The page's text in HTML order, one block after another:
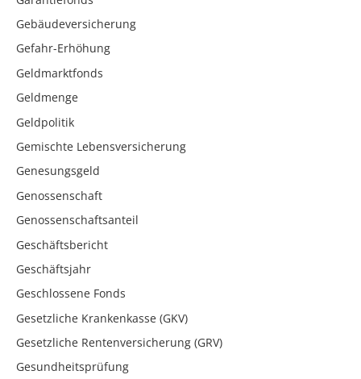
Gebäudeversicherung
Gefahr-Erhöhung
Geldmarktfonds
Geldmenge
Geldpolitik
Gemischte Lebensversicherung
Genesungsgeld
Genossenschaft
Genossenschaftsanteil
Geschäftsbericht
Geschäftsjahr
Geschlossene Fonds
Gesetzliche Krankenkasse (GKV)
Gesetzliche Rentenversicherung (GRV)
Gesundheitsprüfung